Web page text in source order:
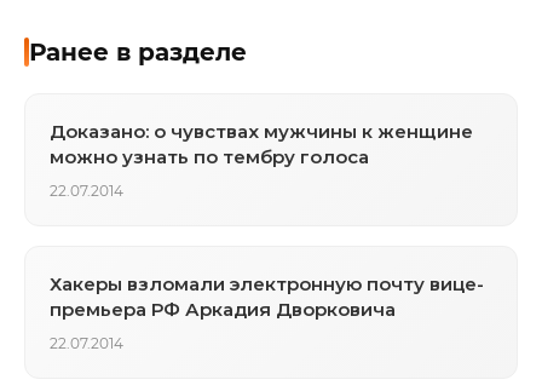
Ранее в разделе
Доказано: о чувствах мужчины к женщине
можно узнать по тембру голоса
22.07.2014
Хакеры взломали электронную почту вице-
премьера РФ Аркадия Дворковича
22.07.2014